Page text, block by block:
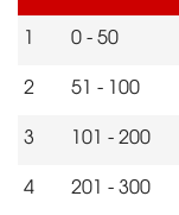
1
0 - 50
2
51 - 100
3
101 - 200
4
201 - 300